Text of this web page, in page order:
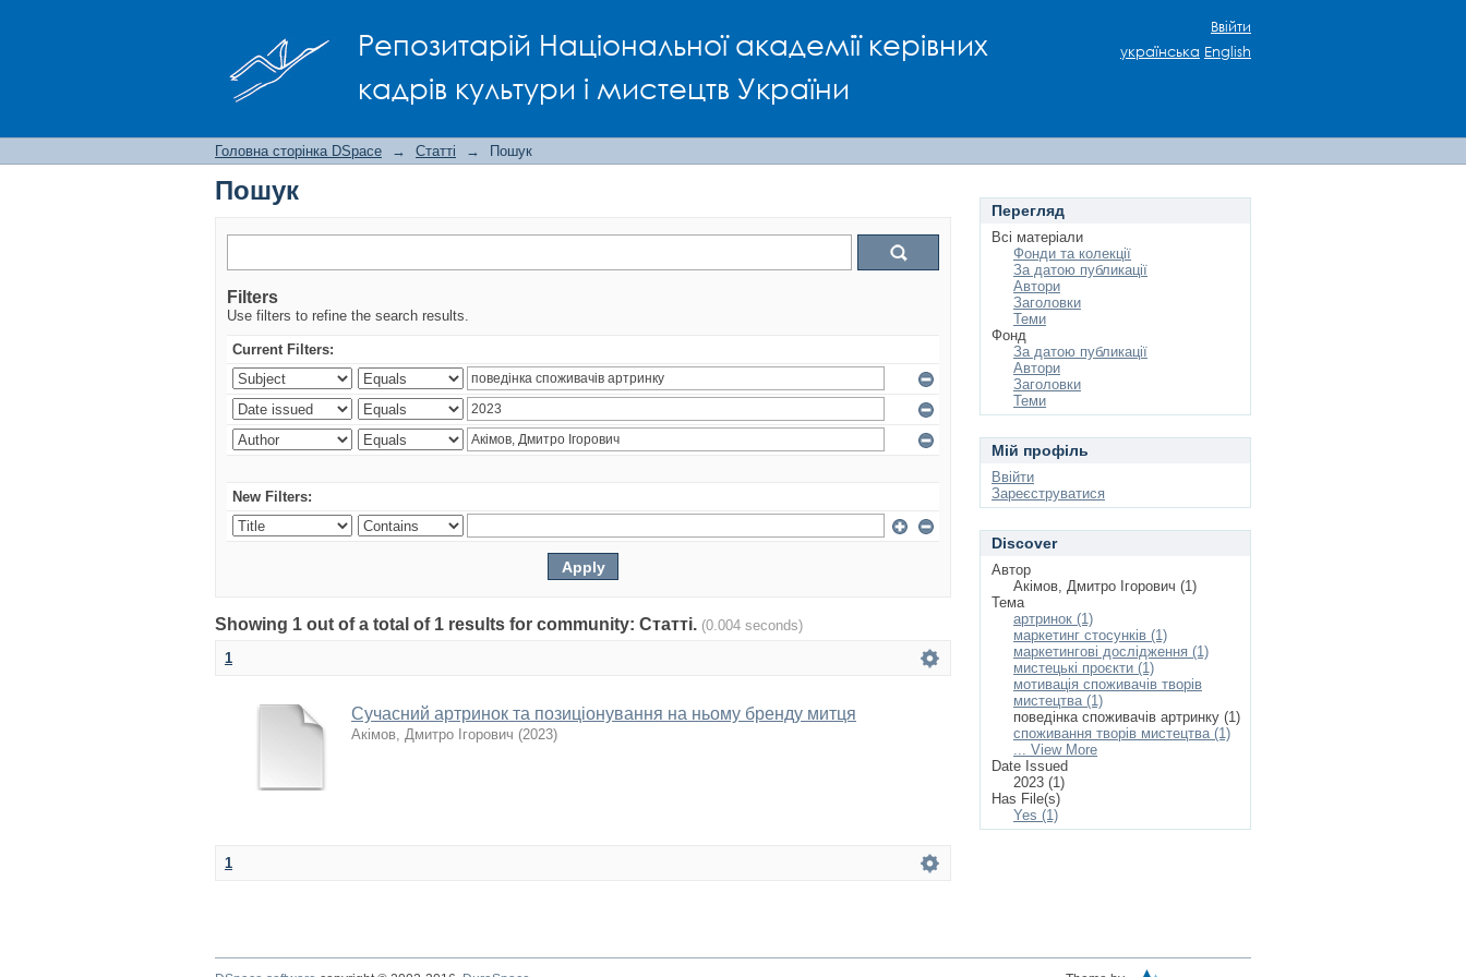
Репозитарій Національної академії керівних
кадрів культури і мистецтв України
Ввійти
українська English
Головна сторінка DSpace → Статті → Пошук
Пошук
Filters
Use filters to refine the search results.
Current Filters:
New Filters:
Showing 1 out of a total of 1 results for community: Статті. (0.004 seconds)
1
Сучасний артринок та позиціонування на ньому бренду митця
Акімов, Дмитро Ігорович (2023)
1
Перегляд
Всі матеріали
Фонди та колекції
За датою публикації
Автори
Заголовки
Теми
Фонд
За датою публикації
Автори
Заголовки
Теми
Мій профіль
Ввійти
Зареєструватися
Discover
Автор
Акімов, Дмитро Ігорович (1)
Тема
артринок (1)
маркетинг стосунків (1)
маркетингові дослідження (1)
мистецькі проєкти (1)
мотивація споживачів творів
мистецтва (1)
поведінка споживачів артринку (1)
споживання творів мистецтва (1)
... View More
Date Issued
2023 (1)
Has File(s)
Yes (1)